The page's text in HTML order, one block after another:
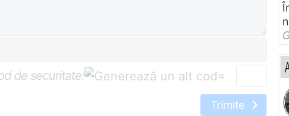
de securitate: =
Trimite